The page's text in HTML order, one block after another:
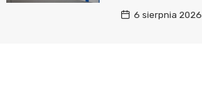
6 sierpnia 2026